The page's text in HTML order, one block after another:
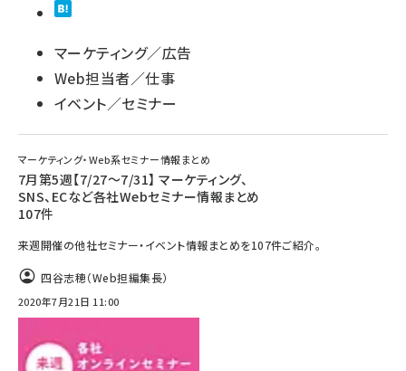
マーケティング／広告
Web担当者／仕事
イベント／セミナー
マーケティング・Web系セミナー情報まとめ
7月第5週【7/27～7/31】 マーケティング、
SNS、ECなど各社Webセミナー情報まとめ
107件
来週開催の他社セミナー・イベント情報まとめを107件ご紹介。
四谷志穂（Web担編集長）
2020年7月21日 11:00